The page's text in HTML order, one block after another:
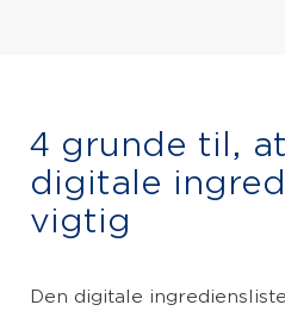
4 grunde til,
digitale
vigtig
Den digitale